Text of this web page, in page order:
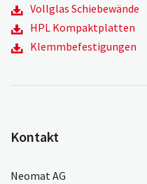
Vollglas Schiebewände
HPL Kompaktplatten
Klemmbefestigungen
Kontakt
Neomat AG